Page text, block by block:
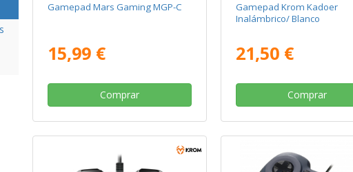
Gamepad Mars Gaming MGP-C
15,99 €
Comprar
Gamepad Krom Kadoer
Inalámbrico/ Blanco
21,50 €
Comprar